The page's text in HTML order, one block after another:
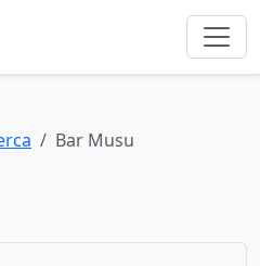
Bar Musu